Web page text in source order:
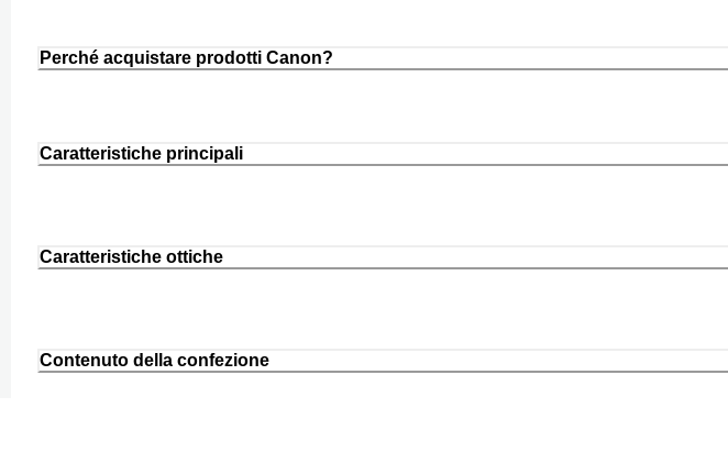
Perché acquistare prodotti Canon?
Caratteristiche principali
Caratteristiche ottiche
Contenuto della confezione